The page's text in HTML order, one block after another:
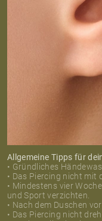
Allgemeine Tipps für
• Gründliches
• Das Piercing nicht mit
• Mindestens vier
und Sport verzichten.
• Nach dem Duschen
• Das Piercing nicht